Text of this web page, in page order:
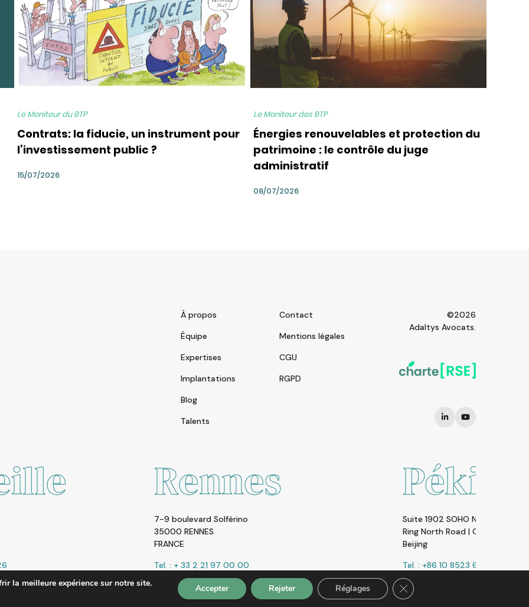
Le Moniteur du BTP
Contrats: la fiducie, un instrument pour
l’investissement public ?
15/07/2026
Le Moniteur des BTP
Énergies renouvelables et protection du
patrimoine : le contrôle du juge
administratif
08/07/2026
À propos
Équipe
Expertises
Implantations
Blog
Talents
Contact
Mentions légales
CGU
RGPD
©2026
Adaltys Avocats.
Rennes
Suite 1902 SOHO Nexus Cente | A19 East Third
Ring North Road | Chaoyang District | 100020
la meilleure expérience sur notre site. Accepter Rejeter Réglages Fermer la bannière des cookies